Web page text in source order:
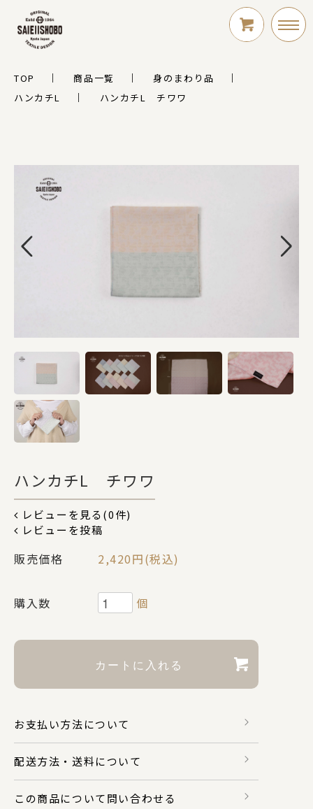
LOGIN
新規会員登録
CATS
カテゴリー
ポーチ
コスメグッズ
財布・カードケース
バッグ
TOP 商品一覧
身のまわり品
ハンカチL
ハンカチL チワワ
ハンカチL チワワ
レビューを見る(0件)
レビューを投稿
販売価格 2,420円(税込)
購入数 個
お支払い方法について
配送方法・送料について
この商品について問い合わせる